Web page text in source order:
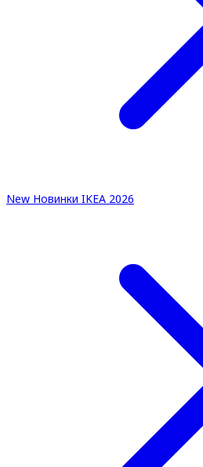
New Новинки IKEA 2026